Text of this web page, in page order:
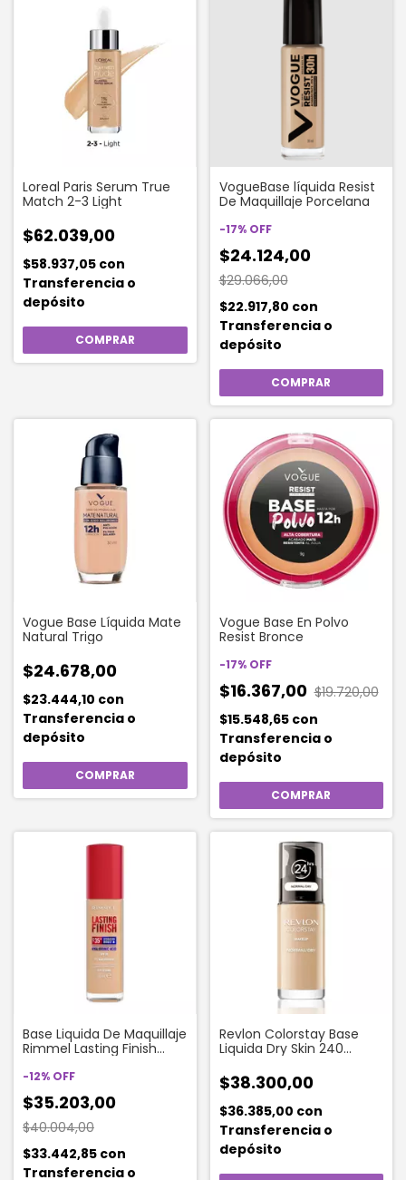
Loreal Paris Serum True
Match 2-3 Light
$62.039,00
$58.937,05 con
Transferencia o
depósito
VogueBase líquida Resist
De Maquillaje Porcelana
-17% OFF
$24.124,00
$29.066,00
$22.917,80 con
Transferencia o
depósito
Vogue Base Líquida Mate
Natural Trigo
$24.678,00
$23.444,10 con
Transferencia o
depósito
Vogue Base En Polvo
Resist Bronce
-17% OFF
$16.367,00 $19.720,00
$15.548,65 con
Transferencia o
depósito
Base Liquida De Maquillaje
Rimmel Lasting Finish
Color 070 Sesame
Hboost
-12% OFF
$35.203,00
$40.004,00
$33.442,85 con
Transferencia o
Revlon Colorstay Base
Liquida Dry Skin 240
$38.300,00
$36.385,00 con
Transferencia o
depósito